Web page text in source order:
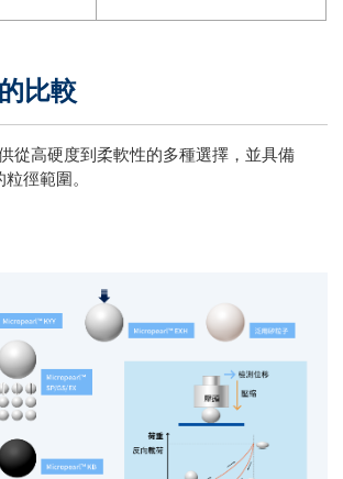
比較
從高硬度到柔軟性的多種選擇，並具備
徑範圍。